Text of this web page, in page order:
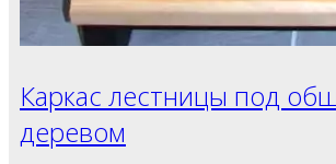
Каркас лестницы под
деревом